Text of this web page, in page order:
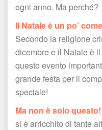
ogni anno. Ma perché?
Il Natale è un po’
Secondo la religione
dicembre e il Natale è
questo evento
grande festa per il
peciale!
Ma non è solo questo!
i è arricchito di tante